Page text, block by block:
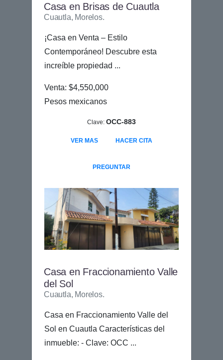
Casa en Brisas de Cuautla
Cuautla, Morelos.
¡Casa en Venta – Estilo
Contemporáneo! Descubre esta
increíble propiedad ...
Venta: $4,550,000
Pesos mexicanos
Clave: OCC-883
VER MAS HACER CITA
PREGUNTAR
Casa en Fraccionamiento Valle
del Sol
Cuautla, Morelos.
Casa en Fraccionamiento Valle del
Sol en Cuautla Características del
inmueble: - Clave: OCC ...